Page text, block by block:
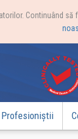
Continuând
Profesioniștii